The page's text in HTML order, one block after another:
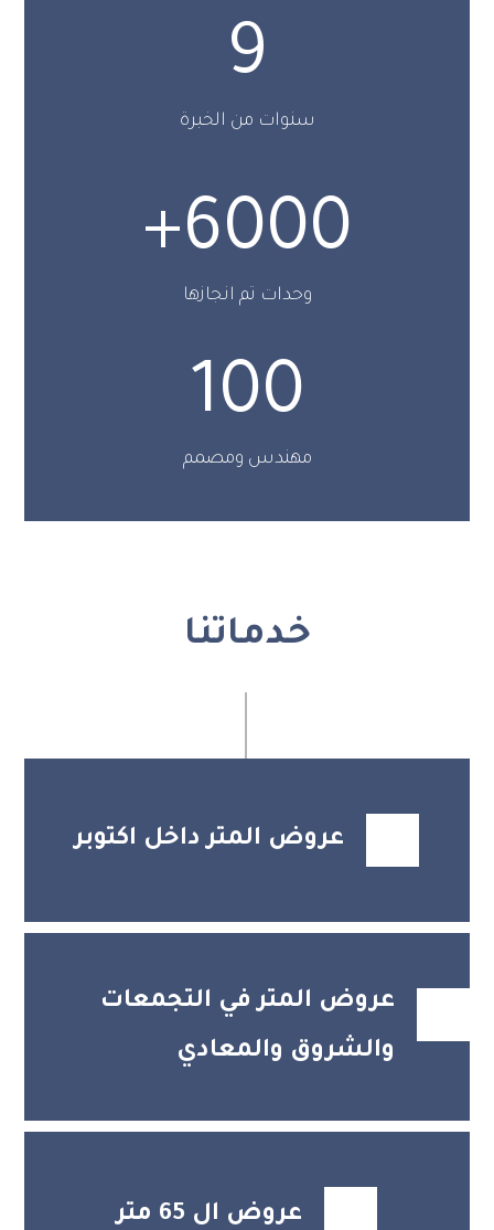
9
سنوات من الخبرة
6000
+
وحدات تم انجازها
100
مهندس ومصمم
خدماتنا
عروض المتر داخل اكتوبر
عروض المتر في التجمعات
والشروق والمعادي
عروض ال 65 متر